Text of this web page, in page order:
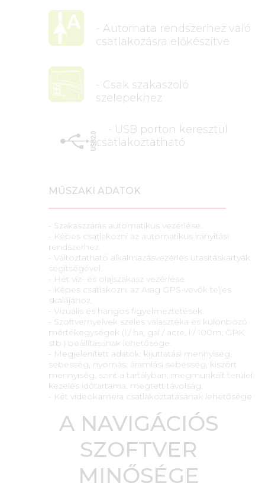
- Automata rendszerhez való
csatlakozásra előkészítve
- Csak szakaszoló
szelepekhez
- USB porton keresztül
csatlakoztatható
MŰSZAKI ADATOK
- Szakaszzárás automatikus vezérlése.
- Képes csatlakozni az automatikus irányítási
rendszerhez.
- Változtatható alkalmazásvezérlés utasításkártyák
segítségével.
- Hét víz- és olajszakasz vezérlése.
- Képes csatlakozni az Arag GPS-vevők teljes
skálájához.
- Vizuális és hangos figyelmeztetések.
- Szoftvernyelvek széles választéka és különböző
mértékegységek (l / ha, gal / acre, l / 100m, GPK
stb.) beállításának lehetősége.
- Megjelenített adatok: kijuttatási mennyiség,
sebesség, nyomás, áramlási sebesség, kiszórt
mennyiség, szint a tartályban, megmunkált terület,
kezelés időtartama, megtett távolság.
- Két videokamera csatlakoztatásának lehetősége.
A NAVIGÁCIÓS
SZOFTVER
MINŐSÉGE